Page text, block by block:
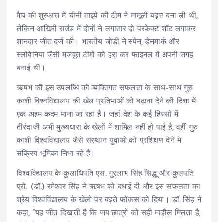
मैच की शुरुआत में चीनी ताइपे की टीम ने मामूली बढ़त बना ली थी,
लेकिन आखिरी राउंड में दोनों ने लगातार दो परफेक्ट शॉट लगाकर
शानदार जीत दर्ज की। भारतीय जोड़ी ने स्पेन, डेनमार्क और
स्लोवेनिया जैसी मजबूत टीमों को हरा कर फाइनल में अपनी जगह
बनाई थी।
ऋषभ की इस उपलब्धि को व्यक्तिगत सफलता के साथ-साथ गुरु
काशी विश्वविद्यालय की खेल प्रतिभाओं को बढ़ावा देने की दिशा में
एक अहम कदम माना जा रहा है। जहां देश के कई हिस्सों में
तीरंदाजी अभी मुख्यधारा के खेलों में शामिल नहीं हो पाई है, वहीं गुरु
काशी विश्वविद्यालय जैसे संस्थान युवाओं को प्रशिक्षण देने में
सक्रिय भूमिका निभा रहे हैं।
विश्वविद्यालय के कुलाधिपति एस. गुरलाभ सिंह सिद्धू और कुलपति
प्रो. (डॉ.) रमेश्वर सिंह ने ऋषभ को बधाई दी और इस सफलता का
श्रेय विश्वविद्यालय के खेलों पर बढ़ते फोकस को दिया। डॉ. सिंह ने
कहा, “यह जीत दिखाती है कि जब छात्रों को सही माहौल मिलता है,